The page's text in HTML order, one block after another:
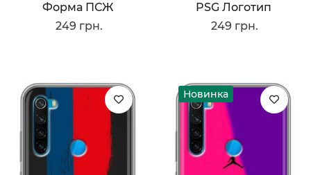
Форма ПСЖ
249 грн.
PSG Логотип
249 грн.
Новинка